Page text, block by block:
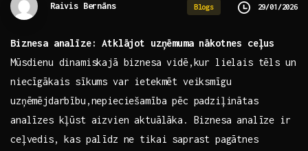
Raivis Bernāns Blogs 29/01/2026
Biznesa analīze: Atklājot uzņēmuma nākotnes ceļus
Mūsdienu dinamiskajā biznesa vidē,kur lielais tēls un
niecīgākais sīkums var ietekmēt veiksmīgu
uzņēmējdarbību,nepieciešamība pēc padziļinātas
analīzes kļūst aizvien aktuālāka. Biznesa analīze ‌ir‌
ceļvedis, kas palīdz ne tikai saprast pagātnes